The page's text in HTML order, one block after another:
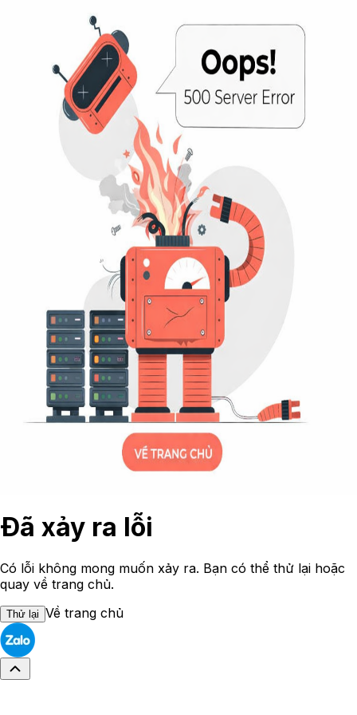
Đã xảy ra lỗi
Có lỗi không mong muốn xảy ra. Bạn có thể thử lại hoặc
quay về trang chủ.
Thử lại Về trang chủ